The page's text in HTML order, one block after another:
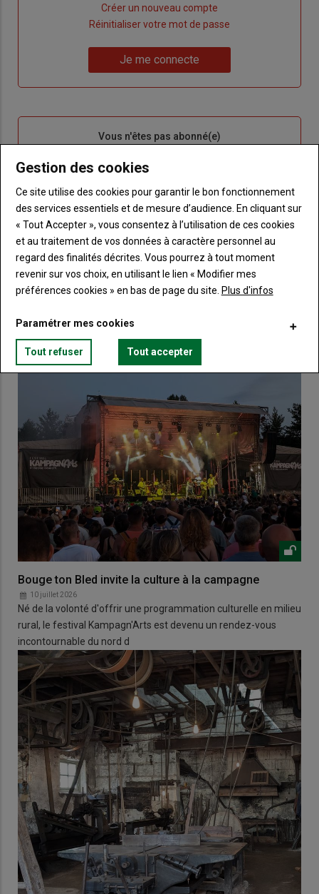
Créer un nouveau compte
de
Réinitialiser votre mot de passe
me
Je me connecte
titre
Vous n'êtes pas abonné(e)
BodyChoisissez votre formule et créez votre
compte pour accéder à tout Terre de
Touraine.
Lien Créez un compte
Bouge ton Bled invite la culture à la campagne
10 juillet 2026
Né de la volonté d'offrir une programmation culturelle en milieu
rural, le festival Kampagn'Arts est devenu un rendez-vous
incontournable du nord d
Gestion des cookies
Ce site utilise des cookies pour garantir le bon fonctionnement
des services essentiels et de mesure d’audience. En cliquant sur
« Tout Accepter », vous consentez à l’utilisation de ces cookies
et au traitement de vos données à caractère personnel au
regard des finalités décrites. Vous pourrez à tout moment
revenir sur vos choix, en utilisant le lien « Modifier mes
préférences cookies » en bas de page du site. Plus d'infos
Paramétrer mes cookies
Tout refuser Tout accepter